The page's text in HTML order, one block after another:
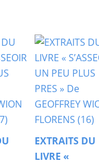
EXTRAITS DU
LIVRE «